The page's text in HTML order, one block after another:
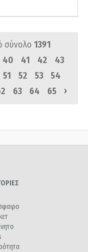
σύνολο 1391
40 41 42
43
51 52 53
54
63 64 65 ›